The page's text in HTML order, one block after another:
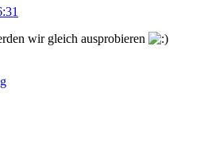
wir gleich ausprobieren